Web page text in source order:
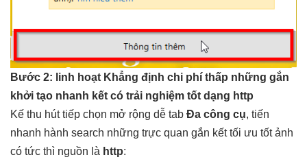
Bước 2: linh hoạt Khẳng định chi phí thấp những gắn
khởi tạo nhanh kết có trải nghiệm tốt dạng http
Kế thu húttiếp chọn mở rộng dễ tab Đa công cụ, tiến
nhanh hành search những trực quan gắn kếttối ưu tốtảnh
có tức thì nguồn là http: